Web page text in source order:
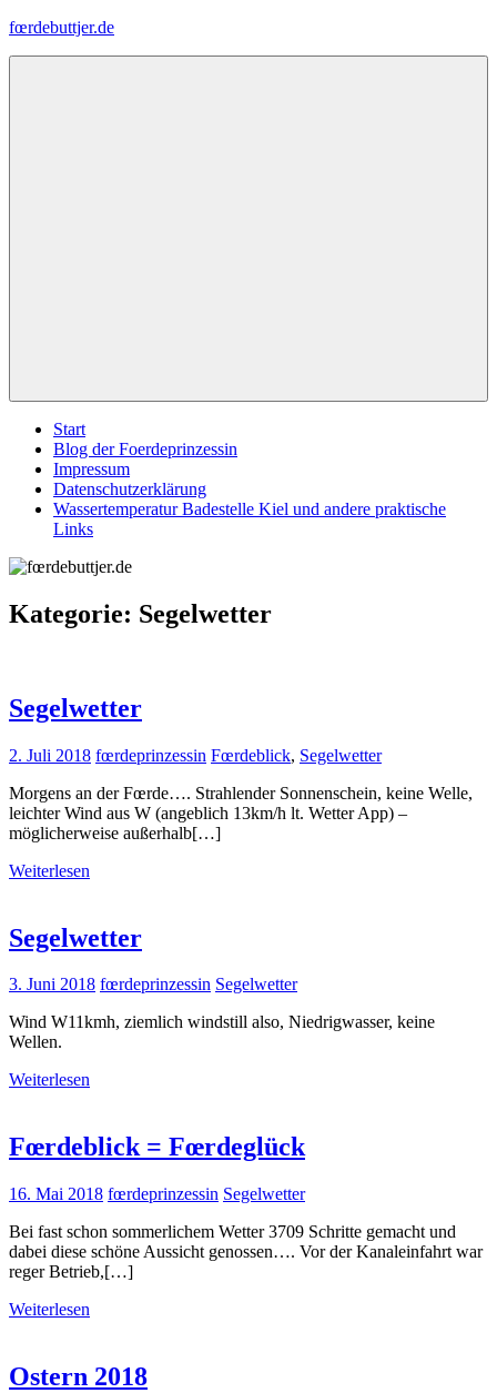
Zum
fœrdebuttjer.de
Start
Blog der Foerdeprinzessin
Impressum
Datenschutzerklärung
Wassertemperatur Badestelle Kiel und andere praktische
Links
Kategorie: Segelwetter
Segelwetter
2. Juli 2018 fœrdeprinzessin Fœrdeblick, Segelwetter
Morgens an der Fœrde…. Strahlender Sonnenschein, keine Welle,
leichter Wind aus W (angeblich 13km/h lt. Wetter App) –
möglicherweise außerhalb[…]
Weiterlesen
Segelwetter
3. Juni 2018 fœrdeprinzessin Segelwetter
Wind W11kmh, ziemlich windstill also, Niedrigwasser, keine
Wellen.
Weiterlesen
Fœrdeblick = Fœrdeglück
16. Mai 2018 fœrdeprinzessin Segelwetter
Bei fast schon sommerlichem Wetter 3709 Schritte gemacht und
dabei diese schöne Aussicht genossen…. Vor der Kanaleinfahrt war
reger Betrieb,[…]
Weiterlesen
Ostern 2018